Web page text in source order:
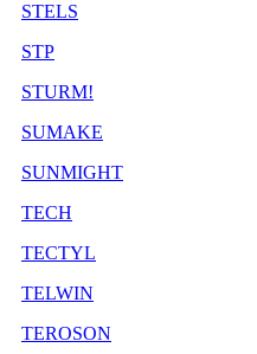
STELS
STP
STURM!
SUMAKE
SUNMIGHT
TECH
TECTYL
TELWIN
TEROSON